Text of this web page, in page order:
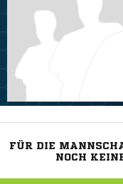
FÜR DIE
NOCH